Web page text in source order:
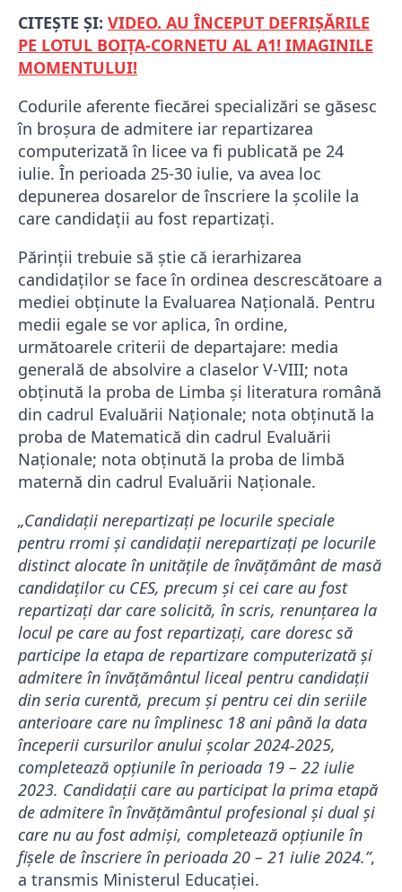
CITEȘTE ȘI: VIDEO. AU ÎNCEPUT DEFRIȘĂRILE
PE LOTUL BOIȚA-CORNETU AL A1! IMAGINILE
MOMENTULUI!
Codurile aferente fiecărei specializări se găsesc
în broșura de admitere iar repartizarea
computerizată în licee va fi publicată pe 24
iulie. În perioada 25-30 iulie, va avea loc
depunerea dosarelor de înscriere la școlile la
care candidații au fost repartizați.
Părinții trebuie să știe că ierarhizarea
candidaților se face în ordinea descrescătoare a
mediei obținute la Evaluarea Națională. Pentru
medii egale se vor aplica, în ordine,
următoarele criterii de departajare: media
generală de absolvire a claselor V-VIII; nota
obținută la proba de Limba și literatura română
din cadrul Evaluării Naționale; nota obținută la
proba de Matematică din cadrul Evaluării
Naționale; nota obținută la proba de limbă
maternă din cadrul Evaluării Naționale.
„Candidații nerepartizați pe locurile speciale
pentru rromi și candidații nerepartizați pe locurile
distinct alocate în unitățile de învățământ de masă
candidaților cu CES, precum și cei care au fost
repartizați dar care solicită, în scris, renunțarea la
locul pe care au fost repartizați, care doresc să
participe la etapa de repartizare computerizată și
admitere în învățământul liceal pentru candidații
din seria curentă, precum și pentru cei din seriile
anterioare care nu împlinesc 18 ani până la data
începerii cursurilor anului școlar 2024-2025,
completează opțiunile în perioada 19 – 22 iulie
2023. Candidații care au participat la prima etapă
de admitere în învățământul profesional și dual și
care nu au fost admiși, completează opțiunile în
fișele de înscriere în perioada 20 – 21 iulie 2024.”,
a transmis Ministerul Educației.